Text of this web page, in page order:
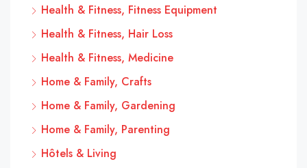
Health & Fitness, Fitness Equipment
Health & Fitness, Hair Loss
Health & Fitness, Medicine
Home & Family, Crafts
Home & Family, Gardening
Home & Family, Parenting
Hôtels & Living